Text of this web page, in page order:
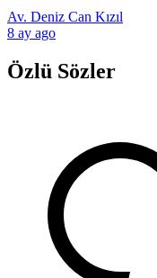
Av. Deniz Can Kızıl
8 ay ago
Özlü Sözler